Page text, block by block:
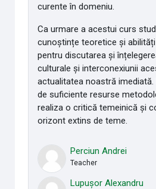
curente în domeniu.
Ca urmare a acestui curs
cunoștințe teoretice și
pentru discutarea și
culturale și interconexiunii
actualitatea noastră imediată.
de suficiente resurse
realiza o critică temeinică și
orizont extins de teme.
Perciun Andrei
Teacher
Lupușor Alexandru